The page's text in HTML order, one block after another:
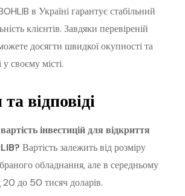
в Україні гарантує стабільний
клієнтів. Завдяки перевіреній
досягти швидкої окупності та
своєму місті.
відповіді
інвестицій для відкриття
Вартість залежить від розміру
обладнання, але в середньому
20 до 50 тисяч доларів.